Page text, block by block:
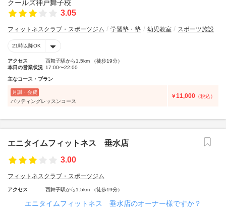
3.05
フィットネスクラブ・スポーツジム 学習塾・塾 幼児教室 スポーツ施設
21時以降OK
アクセス
西舞子駅から1.5km （徒歩19分）
本日の営業状況 17:00〜22:00
主なコース・プラン
月謝・会費
バッティングレッスンコース
￥11,000 （税込）
エニタイムフィットネス 垂水店
3.00
フィットネスクラブ・スポーツジム
アクセス 西舞子駅から1.5km （徒歩19分）
エニタイムフィットネス 垂水店のオーナー様ですか？